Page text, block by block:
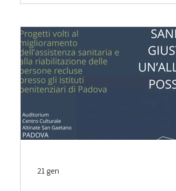
21 gen